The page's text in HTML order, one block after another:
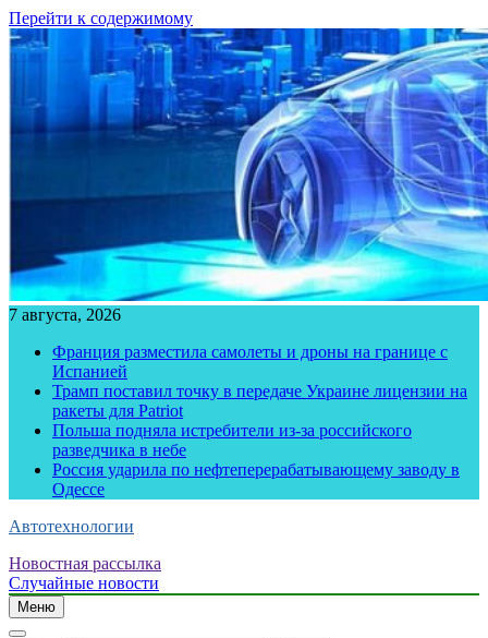
Перейти к содержимому
7 августа, 2026
Франция разместила самолеты и дроны на границе с
Испанией
Трамп поставил точку в передаче Украине лицензии на
ракеты для Patriot
Польша подняла истребители из-за российского
разведчика в небе
Россия ударила по нефтеперерабатывающему заводу в
Одессе
Автотехнологии
Новостная рассылка
Случайные новости
Меню